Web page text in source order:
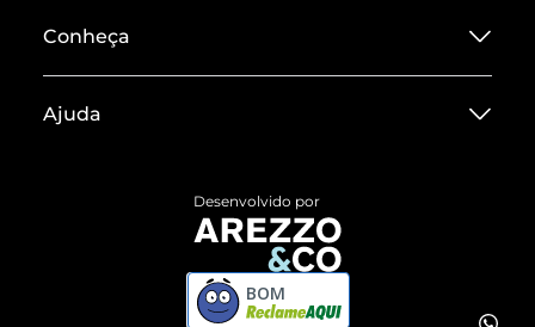
Conheça
Termos de Uso
Ajuda
Compre pelo WhatsApp
Desenvolvido por
BOM